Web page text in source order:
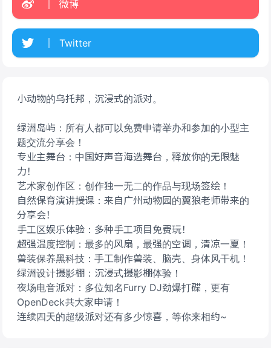
小动物的乌托邦，沉浸式的派对。
绿洲岛屿：所有人都可以免费申请举办和参加的小型主
题交流分享会！
专业主舞台：中国好声音海选舞台，释放你的无限魅
力！
艺术家创作区：创作独一无二的作品与现场签绘！
自然保育演讲授课：来自广州动物园的翼狼老师带来的
分享会！
手工区娱乐体验：多种手工项目免费玩！
超强温度控制：最多的风扇，最强的空调，清凉一夏！
兽装保养黑科技：手工制作兽装、脑壳、身体风干机！
绿洲设计摄影棚：沉浸式摄影棚体验！
夜场电音派对：多位知名Furry DJ劲爆打碟，更有
OpenDeck共大家申请！
微博
Twitter